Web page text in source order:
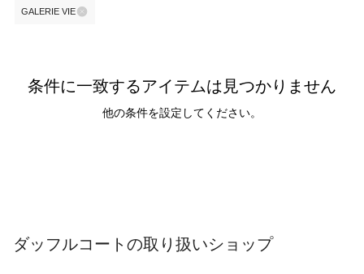
GALERIE VIE
条件に一致するアイテムは見つかりません
他の条件を設定してください。
ダッフルコートの取り扱いショップ